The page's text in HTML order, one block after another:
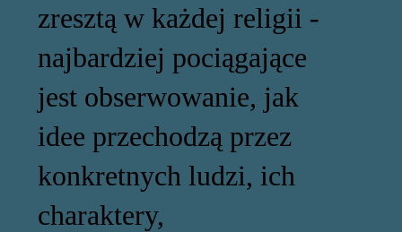
zresztą w każdej religii -
najbardziej pociągające
jest obserwowanie, jak
idee przechodzą przez
konkretnych ludzi, ich
charaktery,